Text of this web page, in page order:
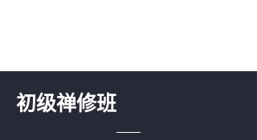
初级禅修班